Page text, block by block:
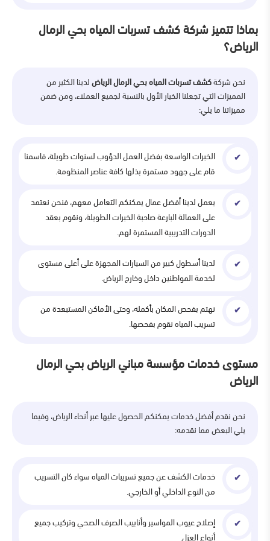
بماذا تتميز شركة كشف تسربات المياه بحي الرمال
الرياض؟
نحن شركةكشف تسربات المياه بحي الرمال الرياضلدينا الكثير من
المميزات التي تجعلنا الخيار الأول بالنسبة لجميع العملاء، ومن ضمن
مميزاتنا ما يلي:
الخبرات الواسعة بفضل العمل الدؤوب لسنوات طويلة، فاسمنا
قام على جهود مستمرة بذلها كافة عناصر المنظومة.
يعمل لدينا أفضل عمال يمكنكم التعامل معهم، فنحن نعتمد
على العمالة البارعة صاحبة الخبرات الطويلة، ونقوم بعقد
الدورات التدريبية المستمرة لهم.
لدينا أسطول كبير من السيارات المجهزة على أعلى مستوى
لخدمة المواطنين داخل وخارج الرياض.
نهتم بفحص المكان بأكمله، وحتى الأماكن المستبعدة من
تسريب المياه نقوم بفحصها.
مستوى خدمات مؤسسة مباني الرياض بحي الرمال
الرياض
نحن نقدم أفضل خدمات يمكنكم الحصول عليها عبر أنحاء الرياض، وفيما
يلي البعض مما نقدمه:
خدمات الكشف عن جميع تسريبات المياه سواء كان التسريب
من النوع الداخلي أو الخارجي.
إصلاح عيوب المواسير وأنابيب الصرف الصحي وتركيب جميع
أنواع العزل.